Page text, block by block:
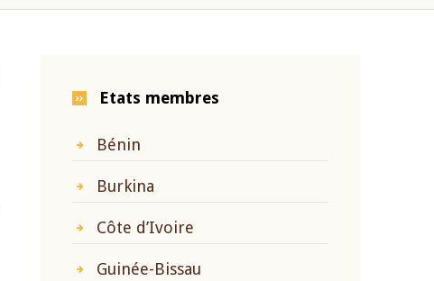
Etats membres
Bénin
Burkina
Côte d’Ivoire
Guinée-Bissau